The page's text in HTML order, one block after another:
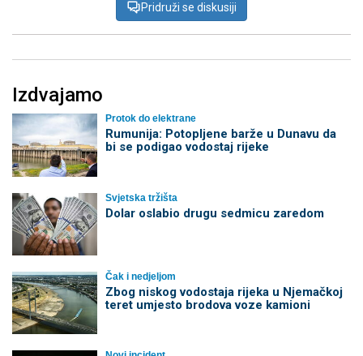
Pridruži se diskusiji
Izdvajamo
Protok do elektrane
Rumunija: Potopljene barže u Dunavu da
bi se podigao vodostaj rijeke
Svjetska tržišta
Dolar oslabio drugu sedmicu zaredom
Čak i nedjeljom
Zbog niskog vodostaja rijeka u Njemačkoj
teret umjesto brodova voze kamioni